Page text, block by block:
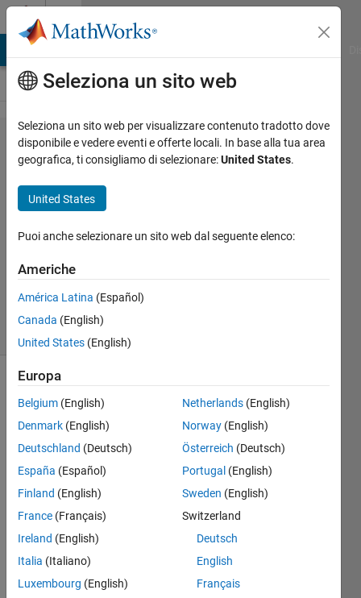
Vai al contenuto
Problem
1926.
Unit
Matrix
Prateek
Reddy
517
solvers
Given
n,
you
should
return
an n-
by-n
unit
matrix.
Seleziona un sito web
Seleziona un sito web per visualizzare contenuto tradotto dove
disponibile e vedere eventi e offerte locali. In base alla tua area
geografica, ti consigliamo di selezionare:United States.
United States
Puoi anche selezionare un sito web dal seguente elenco:
Americhe
América Latina (Español)
Canada (English)
United States (English)
Europa
Belgium (English)
Denmark (English)
Deutschland (Deutsch)
España (Español)
Finland (English)
France (Français)
Ireland (English)
Italia (Italiano)
Luxembourg (English)
Netherlands (English)
Norway (English)
Österreich (Deutsch)
Portugal (English)
Sweden (English)
Switzerland
Deutsch
English
Français